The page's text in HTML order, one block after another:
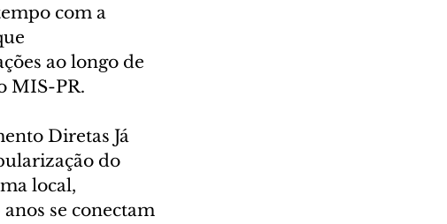
com a
ao longo de
MIS-PR.
Diretas Já
do
local,
se conectam